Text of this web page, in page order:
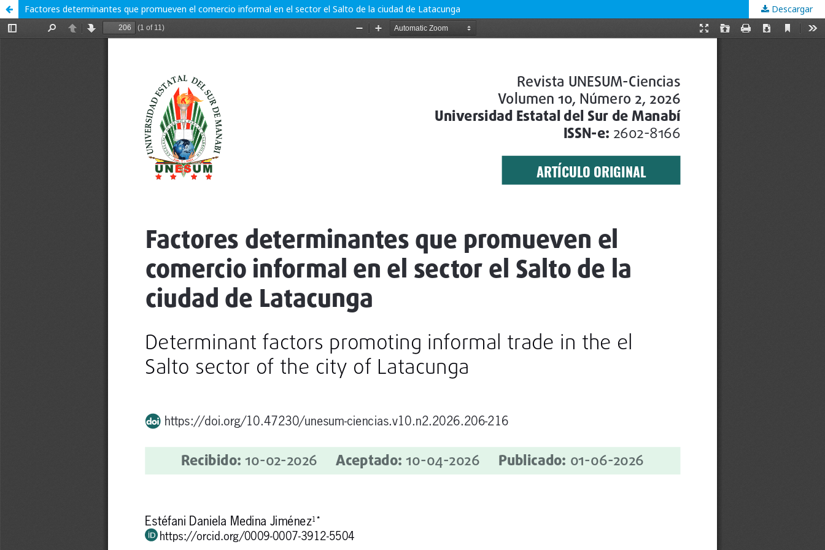
Factores determinantes que promueven el comercio informal en el sector el Salto de la ciudad de Latacunga Descargar